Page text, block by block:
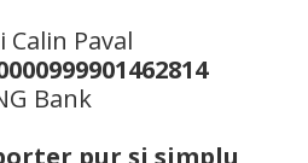
Calin Paval
Bank
pur şi simplu